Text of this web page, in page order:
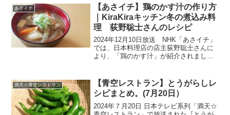
で、毎年恒例9回目となる『新春恒例！第
9回マナブ餅つき...
あさイチ
【あさイチ】鶏のかす汁の作り方
｜KiraKiraキッチン冬の煮込み料
理 荻野聡士さんのレシピ
2024年12月10日放送 NHK「あさイチ」
では、日本料理店の店主荻野聡士さんに
より、「鶏のかす汁」が紹介されまし
食べるだけでなく、実は料理を作るのも
大好きなのだそう...
満天☆青空レストラン
【青空レストラン】とうがらしレ
シピまとめ。(7月20日）
2024年７月20日 日本テレビ系列「満天☆